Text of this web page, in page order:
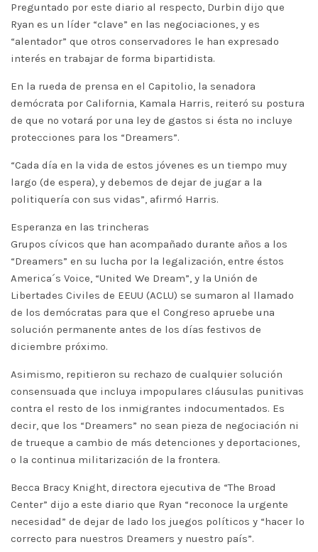
Preguntado por este diario al respecto, Durbin dijo que
Ryan es un líder “clave” en las negociaciones, y es
“alentador” que otros conservadores le han expresado
interés en trabajar de forma bipartidista.
En la rueda de prensa en el Capitolio, la senadora
demócrata por California, Kamala Harris, reiteró su postura
de que no votará por una ley de gastos si ésta no incluye
protecciones para los “Dreamers”.
“Cada día en la vida de estos jóvenes es un tiempo muy
largo (de espera), y debemos de dejar de jugar a la
politiquería con sus vidas”, afirmó Harris.
Esperanza en las trincheras
Grupos cívicos que han acompañado durante años a los
“Dreamers” en su lucha por la legalización, entre éstos
America´s Voice, “United We Dream”, y la Unión de
Libertades Civiles de EEUU (ACLU) se sumaron al llamado
de los demócratas para que el Congreso apruebe una
solución permanente antes de los días festivos de
diciembre próximo.
Asimismo, repitieron su rechazo de cualquier solución
consensuada que incluya impopulares cláusulas punitivas
contra el resto de los inmigrantes indocumentados. Es
decir, que los “Dreamers” no sean pieza de negociación ni
de trueque a cambio de más detenciones y deportaciones,
o la continua militarización de la frontera.
Becca Bracy Knight, directora ejecutiva de “The Broad
Center” dijo a este diario que Ryan “reconoce la urgente
necesidad” de dejar de lado los juegos políticos y “hacer lo
correcto para nuestros Dreamers y nuestro país”.